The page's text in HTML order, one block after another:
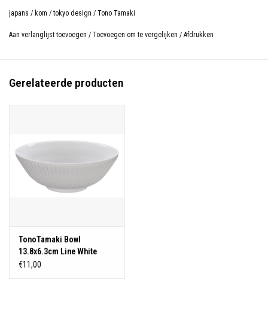
japans / kom / tokyo design / Tono Tamaki
Aan verlanglijst toevoegen / Toevoegen om te vergelijken / Afdrukken
Gerelateerde producten
TonoTamaki Bowl
13.8x6.3cm Line White
16745 6/48
€11,00